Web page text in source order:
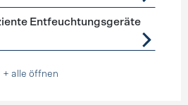
Entfeuchtungsgeräte
+ alle öffnen